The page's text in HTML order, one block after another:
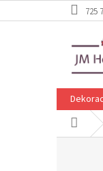
na
725